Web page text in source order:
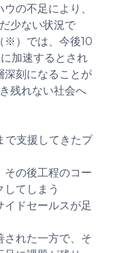
の不足により、
少ない状況で
※）では、今後10
加速するとされ
深刻になることが
残れない社会へ
支援してきたプ
その後工程のコー
てしまう
イドセールスが足
された一方で、そ